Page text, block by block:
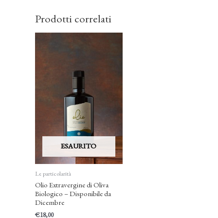
Prodotti correlati
ESAURITO
Le particolarità
Olio Extravergine di Oliva
Biologico – Disponibile da
Dicembre
€18,00